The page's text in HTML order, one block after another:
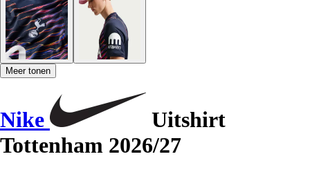
Meer tonen
Nike
Uitshirt
Tottenham 2026/27